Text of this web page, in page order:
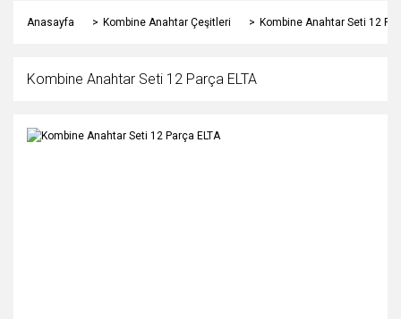
Anasayfa Kombine Anahtar Çeşitleri Kombine Anahtar Seti 12
Kombine Anahtar Seti 12 Parça ELTA